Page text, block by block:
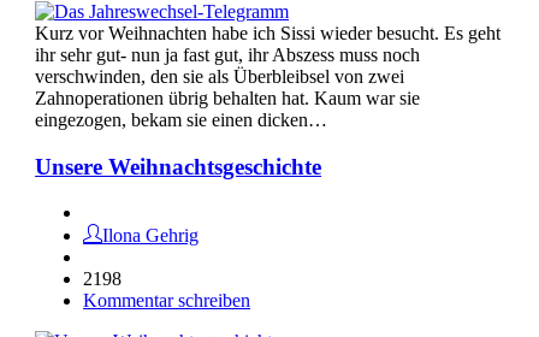
Kurz vor Weihnachten habe ich Sissi wieder besucht. Es geht
ihr sehr gut- nun ja fast gut, ihr Abszess muss noch
verschwinden, den sie als Überbleibsel von zwei
Zahnoperationen übrig behalten hat. Kaum war sie
eingezogen, bekam sie einen dicken…
Unsere Weihnachtsgeschichte
Ilona Gehrig
2198
Kommentar schreiben